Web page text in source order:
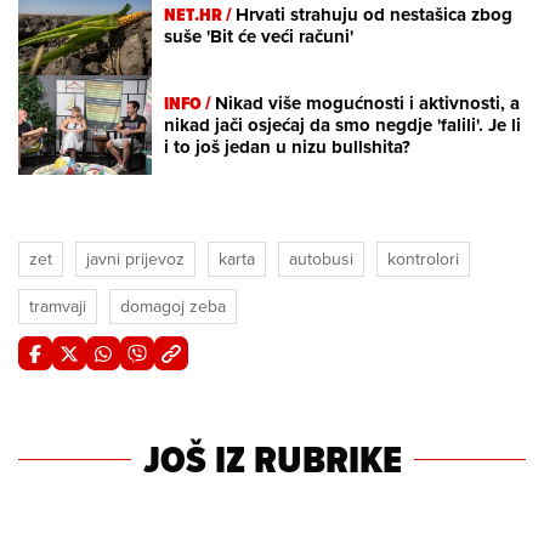
NET.HR /Hrvati strahuju od nestašica zbog
suše 'Bit će veći računi'
INFO /Nikad više mogućnosti i aktivnosti, a
nikad jači osjećaj da smo negdje 'falili'. Je li
i to još jedan u nizu bullshita?
zet javni prijevoz karta autobusi
kontrolori
tramvaji
domagoj zeba
JOŠ IZ RUBRIKE